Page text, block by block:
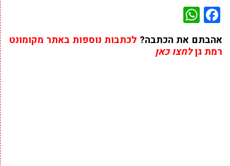
Facebook
אהבתם את הכתבה? לכתבות נוספות באתר מקומונט
רמת גןלחצו כאן